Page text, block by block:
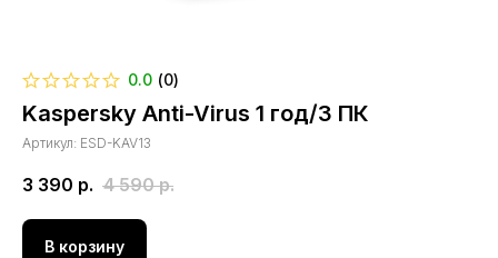
0.0 (0)
Kaspersky Anti-Virus 1 год/3 ПК
Артикул: ESD-KAV13
3 390 р. 4 590 р.
В корзину